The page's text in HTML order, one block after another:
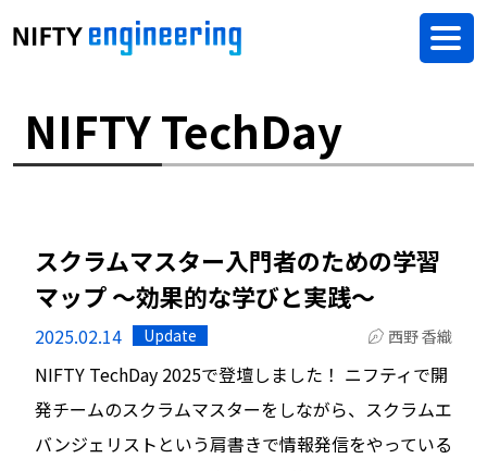
NIFTY TechDay
スクラムマスター入門者のための学習
マップ 〜効果的な学びと実践〜
2025.02.14 Update 西野 香織
NIFTY TechDay 2025で登壇しました！ ニフティで開
発チームのスクラムマスターをしながら、スクラムエ
バンジェリストという肩書きで情報発信をやっている